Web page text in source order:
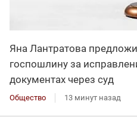
Яна Лантратова
госпошлину за
документах через суд
Общество 13 минут назад